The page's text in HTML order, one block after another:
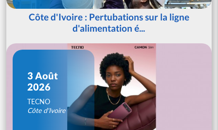
Côte d'Ivoire : Pertubations sur la ligne
d'alimentation é...
3 Août
2026
TECNO
Côte d'Ivoire